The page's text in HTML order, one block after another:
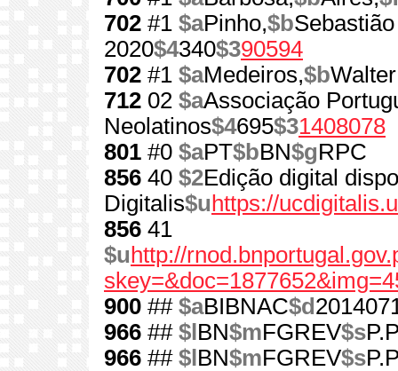
702 #1 $aPinho,$b
2020$4340$390594
702 #1 $aMedeiros,$b
712 02 $aAssociação
Neolatinos$4695$31408078
801 #0 $aPT$bBN$gRPC
856 40 $2Edição digital
Digitalis$u https://
856 41
$u http://
900 ## $aBIBNAC$d
966 ## $l BN$mFGREV$s
966 ## $l BN$mFGREV$s